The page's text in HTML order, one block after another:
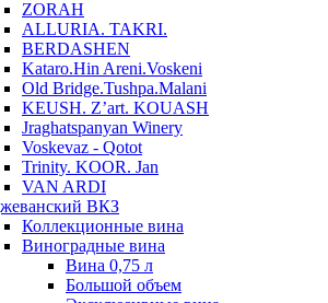
ZORAH
ALLURIA. TAKRI.
BERDASHEN
Kataro.Hin Areni.Voskeni
Old Bridge.Tushpa.Malani
KEUSH. Z’art. KOUASH
Jraghatspanyan Winery
Voskevaz - Qotot
Trinity. KOOR. Jan
VAN ARDI
ВКЗ
Коллекционные вина
Виноградные вина
Вина 0,75 л
Большой объем